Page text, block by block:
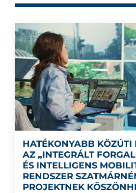
HATÉKONYABB KÖZÚTI
AZ „INTEGRÁLT
ÉS INTELLIGENS
RENDSZER
PROJEKTNEK